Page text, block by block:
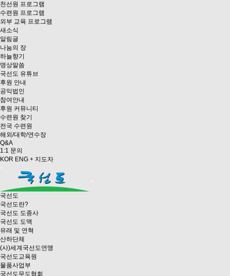
천선원 프로그램
수련원 프로그램
외부 교육 프로그램
새소식
알림글
나눔의 장
하늘향기
명상말씀
국선도 유튜브
후원 안내
공익법인
참여안내
후원 커뮤니티
수련원 찾기
전국 수련원
해외/대학/연수장
Q&A
1:1 문의
KOR ENG + 지도자
국선도
국선도란?
국선도 도종사
국선도 도맥
유래 및 연혁
산하단체
(사)세계국선도연맹
국선도교육원
물품사업부
국선도무도협회